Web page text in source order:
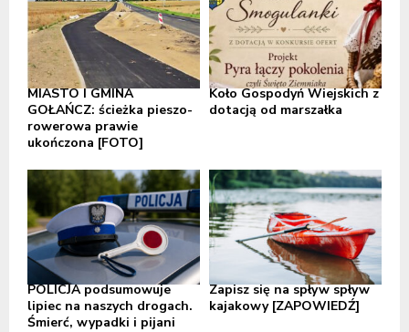
MIASTO I GMINA
GOŁAŃCZ: ścieżka pieszo-
rowerowa prawie
ukończona [FOTO]
Koło Gospodyń Wiejskich z
dotacją od marszałka
POLICJA podsumowuje
lipiec na naszych drogach.
Śmierć, wypadki i pijani
Zapisz się na spływ spływ
kajakowy [ZAPOWIEDŹ]